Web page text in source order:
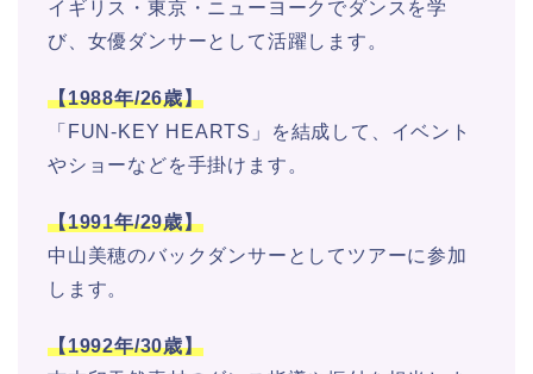
イギリス・東京・ニューヨークでダンスを学
び、女優ダンサーとして活躍します。
【1988年/26歳】
「FUN-KEY HEARTS」を結成して、イベント
やショーなどを手掛けます。
【1991年/29歳】
中山美穂のバックダンサーとしてツアーに参加
します。
【1992年/30歳】